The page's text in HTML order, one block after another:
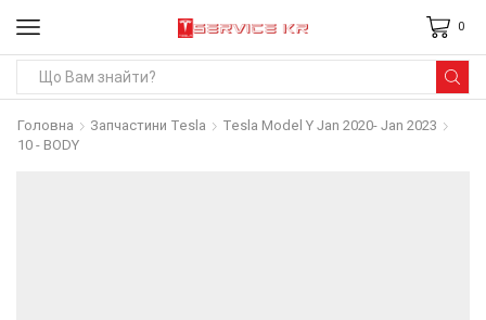
0
Головна Запчастини Tesla
Tesla Model Y Jan 2020- Jan 2023
10 - BODY